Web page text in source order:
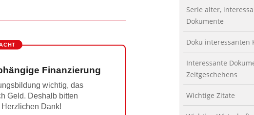
Finanzierung
wichtig, das
Geld. Deshalb bitten
Dank!
Serie alter,
Dokumente
Doku interessanten
Interessante
Zeitgeschehens
Wichtige Zitate